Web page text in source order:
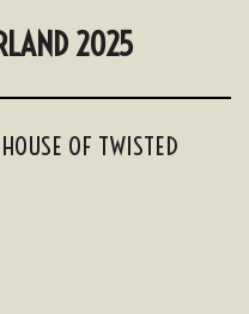
2025
OF TWISTED